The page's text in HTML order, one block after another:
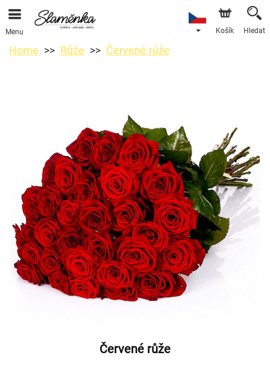
Menu Košík Hledat
Home Růže Červené růže
Červené růže